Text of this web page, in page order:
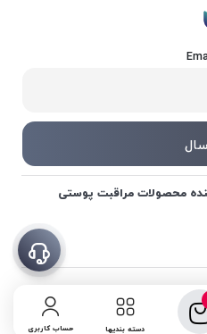
دسته بندیها حساب کاربری
محصولات مراقبت پوستی